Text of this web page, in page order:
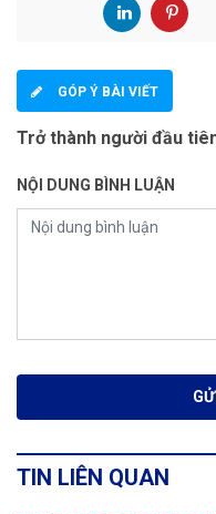
GÓP Ý BÀI VIẾT
Trở thành người đầu
NỘI DUNG BÌNH LUẬN
TIN LIÊN QUAN